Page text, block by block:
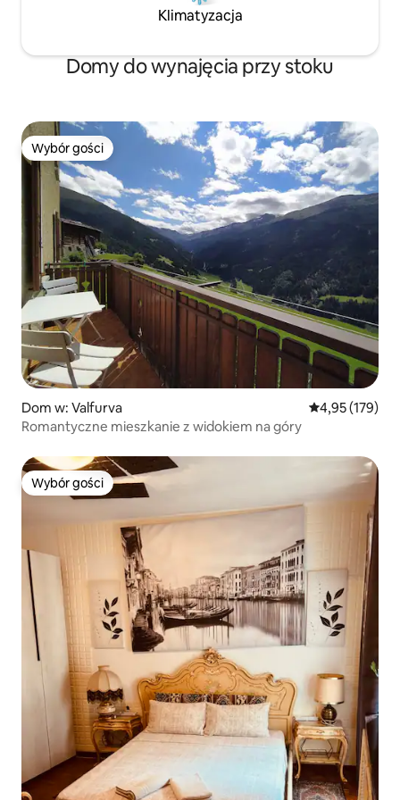
Klimatyzacja
Domy do wynajęcia przy stoku
Wybór gości
Wybór gości
Dom w: Valfurva Średnia
4,95 (179)
Romantyczne mieszkanie z widokiem na góry
Wybór gości
Wybór gości